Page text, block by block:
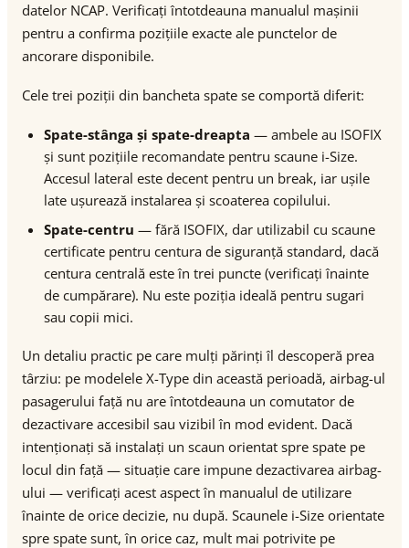
datelor NCAP. Verificați întotdeauna manualul mașinii
pentru a confirma pozițiile exacte ale punctelor de
ancorare disponibile.
Cele trei poziții din bancheta spate se comportă diferit:
Spate-stânga și spate-dreapta — ambele au ISOFIX
și sunt pozițiile recomandate pentru scaune i-Size.
Accesul lateral este decent pentru un break, iar ușile
late ușurează instalarea și scoaterea copilului.
Spate-centru — fără ISOFIX, dar utilizabil cu scaune
certificate pentru centura de siguranță standard, dacă
centura centrală este în trei puncte (verificați înainte
de cumpărare). Nu este poziția ideală pentru sugari
sau copii mici.
Un detaliu practic pe care mulți părinți îl descoperă prea
târziu: pe modelele X-Type din această perioadă, airbag-ul
pasagerului față nu are întotdeauna un comutator de
dezactivare accesibil sau vizibil în mod evident. Dacă
intenționați să instalați un scaun orientat spre spate pe
locul din față — situație care impune dezactivarea airbag-
ului — verificați acest aspect în manualul de utilizare
înainte de orice decizie, nu după. Scaunele i-Size orientate
spre spate sunt, în orice caz, mult mai potrivite pe